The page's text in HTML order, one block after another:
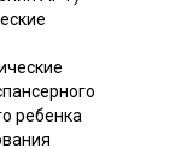
ребенка